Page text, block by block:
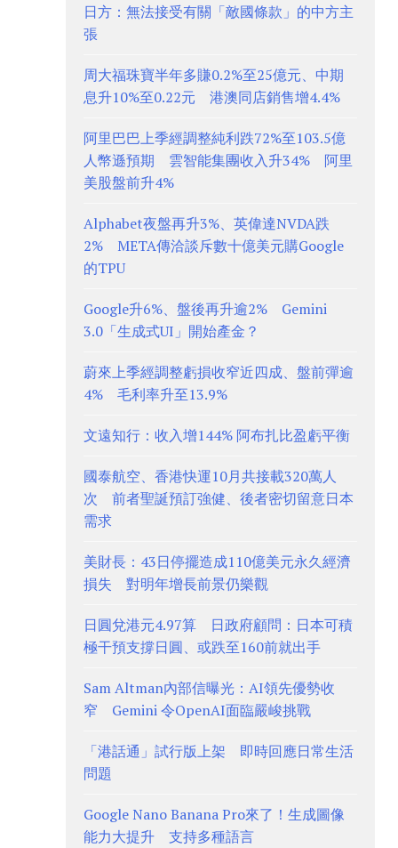
日方：無法接受有關「敵國條款」的中方主
張
周大福珠寶半年多賺0.2%至25億元、中期
息升10%至0.22元 港澳同店銷售增4.4%
阿里巴巴上季經調整純利跌72%至103.5億
人幣遜預期 雲智能集團收入升34% 阿里
美股盤前升4%
Alphabet夜盤再升3%、英偉達NVDA跌
2% META傳洽談斥數十億美元購Google
的TPU
Google升6%、盤後再升逾2% Gemini
3.0「生成式UI」開始產金？
蔚來上季經調整虧損收窄近四成、盤前彈逾
4% 毛利率升至13.9%
文遠知行：收入增144% 阿布扎比盈虧平衡
國泰航空、香港快運10月共接載320萬人
次 前者聖誕預訂強健、後者密切留意日本
需求
美財長：43日停擺造成110億美元永久經濟
損失 對明年增長前景仍樂觀
日圓兌港元4.97算 日政府顧問：日本可積
極干預支撐日圓、或跌至160前就出手
Sam Altman內部信曝光：AI領先優勢收
窄 Gemini 令OpenAI面臨嚴峻挑戰
「港話通」試行版上架 即時回應日常生活
問題
Google Nano Banana Pro來了！生成圖像
能力大提升 支持多種語言